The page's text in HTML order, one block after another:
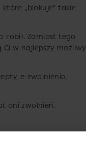
„blokuje” takie
robił. Zamiast tego
w najlepszy możliwy
e-zwolnienia,
ani zwolnień.